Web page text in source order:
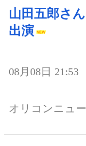
山田五郎さ
出演
08月08日 21:53
オリコンニュ